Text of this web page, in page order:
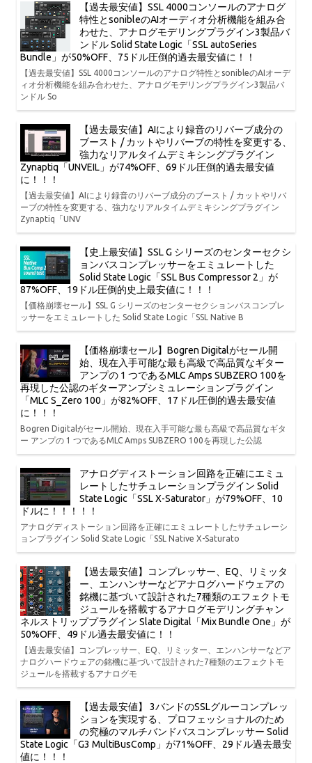
【過去最安値】SSL 4000コンソールのアナログ
特性とsonibleのAIオーディオ分析機能を組み合
わせた、アナログモデリングプラグイン3製品バ
ンドル Solid State Logic「SSL autoSeries
Bundle」が50%OFF、75ドル圧倒的過去最安値に！！
【過去最安値】SSL 4000コンソールのアナログ特性とsonibleのAIオーデ
ィオ分析機能を組み合わせた、アナログモデリングプラグイン3製品バ
ンドル So
【過去最安値】AIにより録音のリバーブ成分の
ブースト / カットやリバーブの特性を変更する、
強力なリアルタイムデミキシングプラグイン
Zynaptiq「UNVEIL」が74%OFF、69ドル圧倒的過去最安値
に！！！
【過去最安値】AIにより録音のリバーブ成分のブースト / カットやリバ
ーブの特性を変更する、強力なリアルタイムデミキシングプラグイン
Zynaptiq「UNV
【史上最安値】SSL G シリーズのセンターセクシ
ョンバスコンプレッサーをエミュレートした
Solid State Logic「SSL Bus Compressor 2」が
87%OFF、19ドル圧倒的史上最安値に！！！
【価格崩壊セール】SSL G シリーズのセンターセクションバスコンプレ
ッサーをエミュレートした Solid State Logic「SSL Native B
【価格崩壊セール】Bogren Digitalがセール開
始、現在入手可能な最も高級で高品質なギター
アンプの 1 つであるMLC Amps SUBZERO 100を
再現した公認のギターアンプシミュレーションプラグイン
「MLC S_Zero 100」が82%OFF、17ドル圧倒的過去最安値
に！！！
Bogren Digitalがセール開始、現在入手可能な最も高級で高品質なギタ
ー アンプの 1 つであるMLC Amps SUBZERO 100を再現した公認
アナログディストーション回路を正確にエミュ
レートしたサチュレーションプラグイン Solid
State Logic「SSL X-Saturator」が79%OFF、10
ドルに！！！！！
アナログディストーション回路を正確にエミュレートしたサチュレーシ
ョンプラグイン Solid State Logic「SSL Native X-Saturato
【過去最安値】コンプレッサー、EQ、リミッタ
ー、エンハンサーなどアナログハードウェアの
銘機に基づいて設計された7種類のエフェクトモ
ジュールを搭載するアナログモデリングチャン
ネルストリッププラグイン Slate Digital「Mix Bundle One」が
50%OFF、49ドル過去最安値に！！
【過去最安値】コンプレッサー、EQ、リミッター、エンハンサーなどア
ナログハードウェアの銘機に基づいて設計された7種類のエフェクトモ
ジュールを搭載するアナログモ
【過去最安値】 3バンドのSSLグルーコンプレッ
ションを実現する、プロフェッショナルのため
の究極のマルチバンドバスコンプレッサー Solid
State Logic「G3 MultiBusComp」が71%OFF、29ドル過去最安
値に！！！